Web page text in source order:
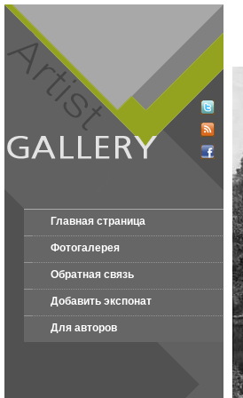
Главная страница
Фотогалерея
Обратная связь
Добавить экспонат
Для авторов